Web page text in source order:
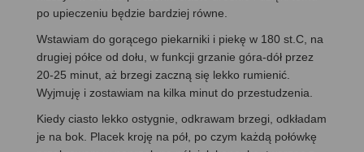
po upieczeniu będzie bardziej równe.
Wstawiam do gorącego piekarniki i piekę w 180 st.C, na
drugiej półce od dołu, w funkcji grzanie góra-dół przez
20-25 minut, aż brzegi zaczną się lekko rumienić.
Wyjmuję i zostawiam na kilka minut do przestudzenia.
Kiedy ciasto lekko ostygnie, odkrawam brzegi, odkładam
je na bok. Placek kroję na pół, po czym każdą połówkę